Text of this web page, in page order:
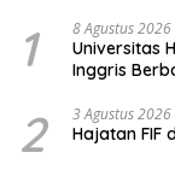
1 8 Agustus 2026
Universitas
Inggris
2 3 Agustus 2026
Hajatan FIF